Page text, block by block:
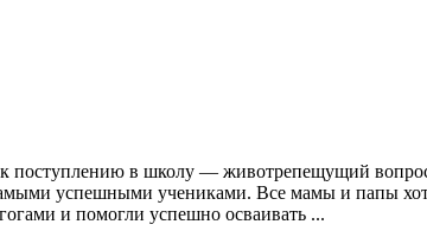
поступлению в школу — животрепещущий
успешными учениками. Все мамы и папы
и помогли успешно осваивать ...